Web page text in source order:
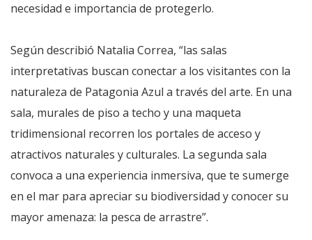
necesidad e importancia de protegerlo.
Según describió Natalia Correa, “las salas
interpretativas buscan conectar a los visitantes con la
naturaleza de Patagonia Azul a través del arte. En una
sala, murales de piso a techo y una maqueta
tridimensional recorren los portales de acceso y
atractivos naturales y culturales. La segunda sala
convoca a una experiencia inmersiva, que te sumerge
en el mar para apreciar su biodiversidad y conocer su
mayor amenaza: la pesca de arrastre”.